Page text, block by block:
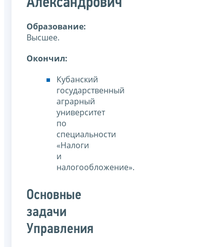
Образование:
Высшее.
Окончил:
Кубанский
государственный
аграрный
университет
по
специальности
«Налоги
и
налогообложение».
Основные
задачи
Управления